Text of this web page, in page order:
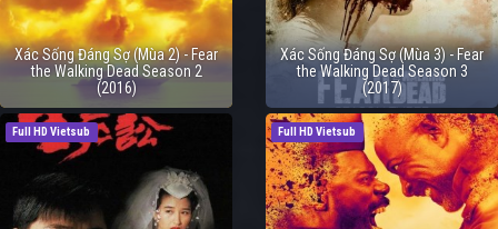
Xác Sống Đáng Sợ (Mùa 2) - Fear
the Walking Dead Season 2
(2016)
Xác Sống Đáng Sợ (Mùa 3) - Fear
the Walking Dead Season 3
(2017)
Full HD Vietsub Full HD Vietsub